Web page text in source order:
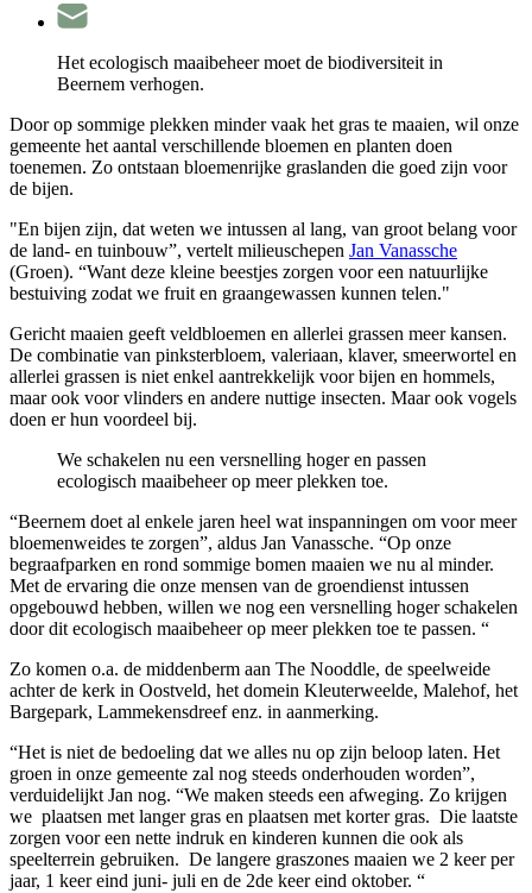
Het ecologisch maaibeheer moet de biodiversiteit in
Beernem verhogen.
Door op sommige plekken minder vaak het gras te maaien, wil onze
gemeente het aantal verschillende bloemen en planten doen
toenemen. Zo ontstaan bloemenrijke graslanden die goed zijn voor
de bijen.
"En bijen zijn, dat weten we intussen al lang, van groot belang voor
de land- en tuinbouw”, vertelt milieuschepen Jan Vanassche
(Groen). “Want deze kleine beestjes zorgen voor een natuurlijke
bestuiving zodat we fruit en graangewassen kunnen telen."
Gericht maaien geeft veldbloemen en allerlei grassen meer kansen.
De combinatie van pinksterbloem, valeriaan, klaver, smeerwortel en
allerlei grassen is niet enkel aantrekkelijk voor bijen en hommels,
maar ook voor vlinders en andere nuttige insecten. Maar ook vogels
doen er hun voordeel bij.
We schakelen nu een versnelling hoger en passen
ecologisch maaibeheer op meer plekken toe.
“Beernem doet al enkele jaren heel wat inspanningen om voor meer
bloemenweides te zorgen”, aldus Jan Vanassche. “Op onze
begraafparken en rond sommige bomen maaien we nu al minder.
Met de ervaring die onze mensen van de groendienst intussen
opgebouwd hebben, willen we nog een versnelling hoger schakelen
door dit ecologisch maaibeheer op meer plekken toe te passen. “
Zo komen o.a. de middenberm aan The Nooddle, de speelweide
achter de kerk in Oostveld, het domein Kleuterweelde, Malehof, het
Bargepark, Lammekensdreef enz. in aanmerking.
“Het is niet de bedoeling dat we alles nu op zijn beloop laten. Het
groen in onze gemeente zal nog steeds onderhouden worden”,
verduidelijkt Jan nog. “We maken steeds een afweging. Zo krijgen
we plaatsen met langer gras en plaatsen met korter gras. Die laatste
zorgen voor een nette indruk en kinderen kunnen die ook als
speelterrein gebruiken. De langere graszones maaien we 2 keer per
jaar, 1 keer eind juni- juli en de 2de keer eind oktober. “